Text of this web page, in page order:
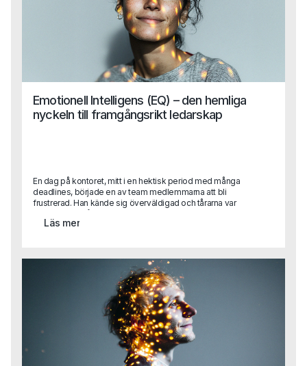
Emotionell Intelligens (EQ) – den hemliga
nyckeln till framgångsrikt ledarskap
En dag på kontoret, mitt i en hektisk period med många
deadlines, började en av team medlemmarna att bli
frustrerad. Han kände sig överväldigad och tårarna var
nära. Det var då en av hans kollegor, med en lugn och
empatisk hållning, närmade sig honom och sa: "Jag förstår
exempel på hög emotionell intelligens. Kollegan förstod
situationen, kände igen den andra personens känslor och
erbjöd hjälp för att hantera dem.Den här berättelsen
illustrerar varför emotionell intelligens är avgörande för
ledare. Det handlar inte bara om att fatta rätt beslut utan
om att förstå och hantera sina egna och andras känslor i
varje given situation.
Läs mer